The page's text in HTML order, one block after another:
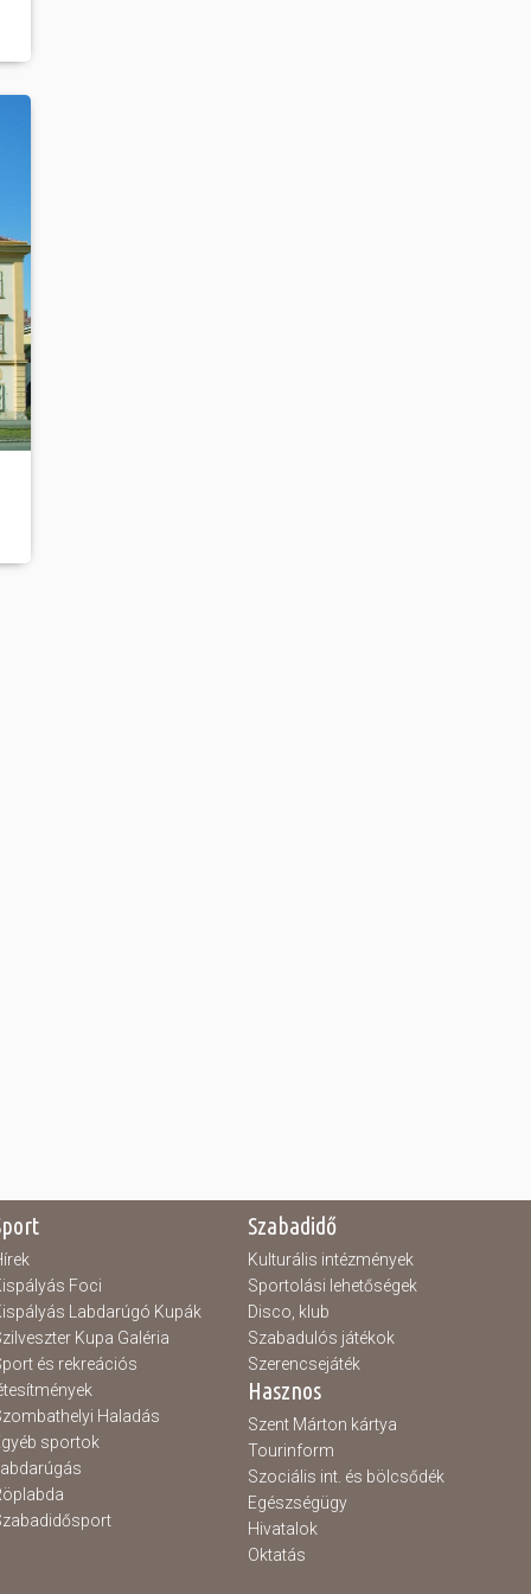
Foci
Labdarúgó Kupák
Kupa Galéria
és rekreációs
Haladás
sportok
Szabadidő
Kulturális intézmények
Sportolási lehetőségek
Disco, klub
Szabadulós játékok
Szerencsejáték
Hasznos
Szent Márton kártya
Tourinform
Szociális int. és bölcsődék
Egészségügy
Hivatalok
Oktatás